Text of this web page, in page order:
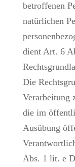
betroffenen
natürlichen
dient Art. 6
Die
Verarbeitung
die im
Ausübung
Abs. 1 lit. e